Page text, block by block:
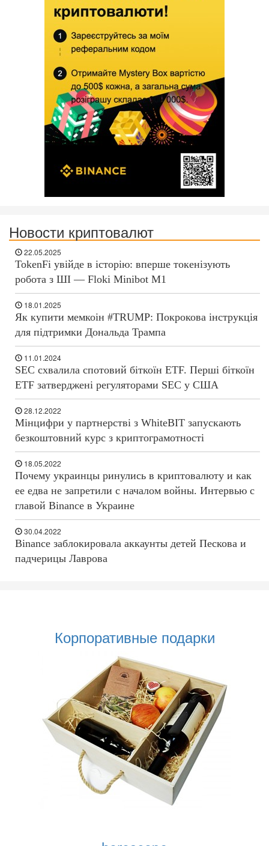
Новости криптовалют
22.05.2025
TokenFi увійде в історію: вперше токенізують
робота з ШІ — Floki Minibot M1
18.01.2025
Як купити мемкоін #TRUMP: Покрокова інструкція
для підтримки Дональда Трампа
11.01.2024
SEC схвалила спотовий біткоїн ETF. Перші біткоїн
ETF затверджені регуляторами SEC у США
28.12.2022
Мінцифри у партнерстві з WhiteBIT запускають
безкоштовний курс з криптограмотності
18.05.2022
Почему украинцы ринулись в криптовалюту и как
ее едва не запретили с началом войны. Интервью с
главой Binance в Украине
30.04.2022
Binance заблокировала аккаунты детей Пескова и
падчерицы Лаврова
Корпоративные подарки